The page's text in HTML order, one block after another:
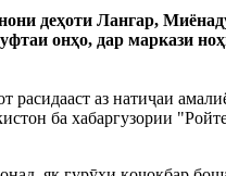
деҳоти Лангар,
онҳо, дар маркази
аз натиҷаи
ба хабаргузории